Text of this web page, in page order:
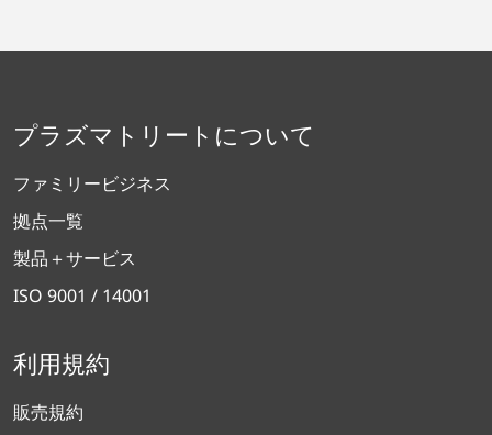
プラズマトリートについて
ファミリービジネス
拠点一覧
製品＋サービス
ISO 9001 / 14001
利用規約
販売規約